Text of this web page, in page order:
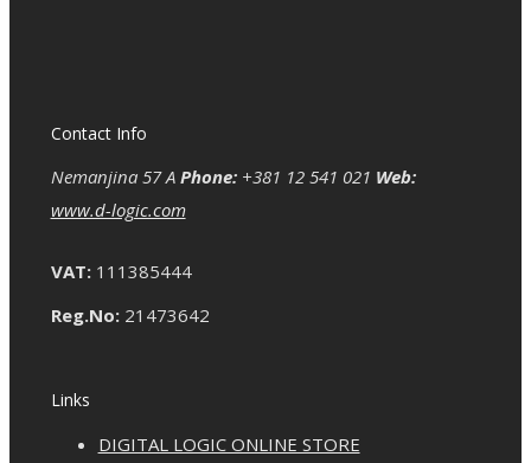
Contact Info
Nemanjina 57 A Phone:+381 12 541 021 Web:
www.d-logic.com
VAT:111385444
Reg.No:21473642
Links
DIGITAL LOGIC ONLINE STORE